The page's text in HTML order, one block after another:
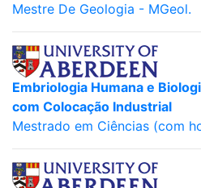
Mestre De Geologia - MGeol.
Embriologia Humana e
com Colocação Industrial
Mestrado em Ciências (com